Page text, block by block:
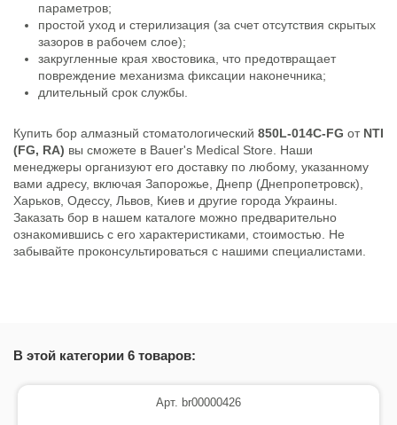
параметров;
простой уход и стерилизация (за счет отсутствия скрытых
зазоров в рабочем слое);
закругленные края хвостовика, что предотвращает
повреждение механизма фиксации наконечника;
длительный срок службы.
Купить бор алмазный стоматологический 850L-014C-FG от NTI
(FG, RA) вы сможете в Bauer's Medical Store. Наши
менеджеры организуют его доставку по любому, указанному
вами адресу, включая Запорожье, Днепр (Днепропетровск),
Харьков, Одессу, Львов, Киев и другие города Украины.
Заказать бор в нашем каталоге можно предварительно
ознакомившись с его характеристиками, стоимостью. Не
забывайте проконсультироваться с нашими специалистами.
В этой категории 6 товаров:
Арт. br00000426